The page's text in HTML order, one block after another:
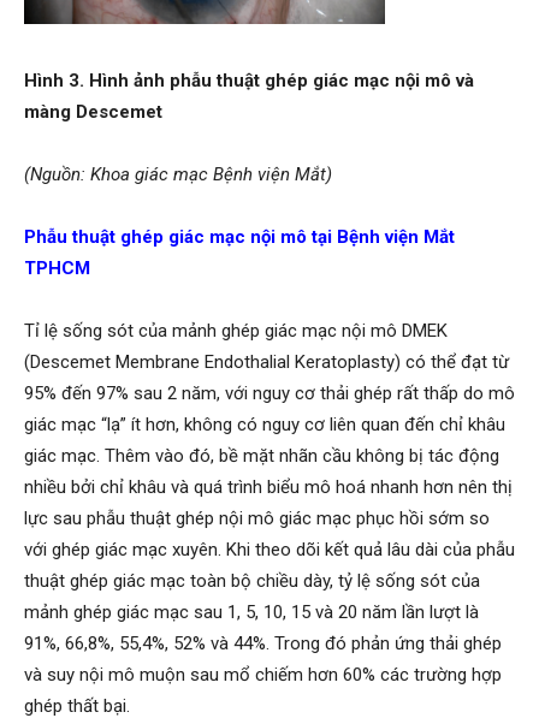
Hình 3. Hình ảnh phẫu thuật ghép giác mạc nội mô và
màng Descemet
(Nguồn: Khoa giác mạc Bệnh viện Mắt)
Phẫu thuật ghép giác mạc nội mô tại Bệnh viện Mắt
TPHCM
Tỉ lệ sống sót của mảnh ghép giác mạc nội mô DMEK
(Descemet Membrane Endothalial Keratoplasty) có thể đạt từ
95% đến 97% sau 2 năm, với nguy cơ thải ghép rất thấp do mô
giác mạc “lạ” ít hơn, không có nguy cơ liên quan đến chỉ khâu
giác mạc. Thêm vào đó, bề mặt nhãn cầu không bị tác động
nhiều bởi chỉ khâu và quá trình biểu mô hoá nhanh hơn nên thị
lực sau phẫu thuật ghép nội mô giác mạc phục hồi sớm so
với ghép giác mạc xuyên. Khi theo dõi kết quả lâu dài của phẫu
thuật ghép giác mạc toàn bộ chiều dày, tỷ lệ sống sót của
mảnh ghép giác mạc sau 1, 5, 10, 15 và 20 năm lần lượt là
91%, 66,8%, 55,4%, 52% và 44%. Trong đó phản ứng thải ghép
và suy nội mô muộn sau mổ chiếm hơn 60% các trường hợp
ghép thất bại.